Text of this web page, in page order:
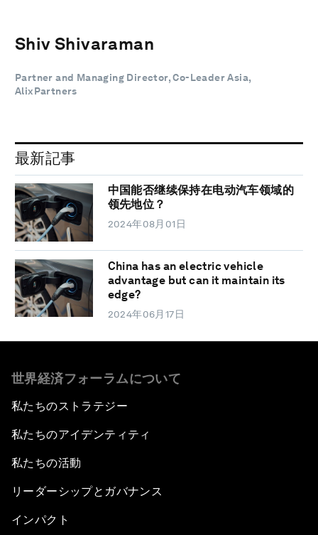
Shiv Shivaraman
Partner and Managing Director, Co-Leader Asia,
AlixPartners
最新記事
中国能否继续保持在电动汽车领域的
领先地位？
2024年08月01日
China has an electric vehicle
advantage but can it maintain its
edge?
2024年06月17日
世界経済フォーラムについて
私たちのストラテジー
私たちのアイデンティティ
私たちの活動
リーダーシップとガバナンス
インパクト